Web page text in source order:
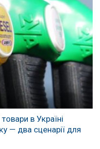
в Україні
— два сценарії для